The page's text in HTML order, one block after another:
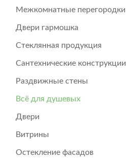
Межкомнатные перегородки
Двери гармошка
Стеклянная продукция
Сантехнические конструкции
Раздвижные стены
Всё для душевых
Двери
Витрины
Остекление фасадов